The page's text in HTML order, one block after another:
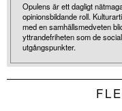
Opulens är ett dagligt
opinionsbildande roll.
med en samhällsmedveten
yttrandefriheten som de
utgångspunkter.